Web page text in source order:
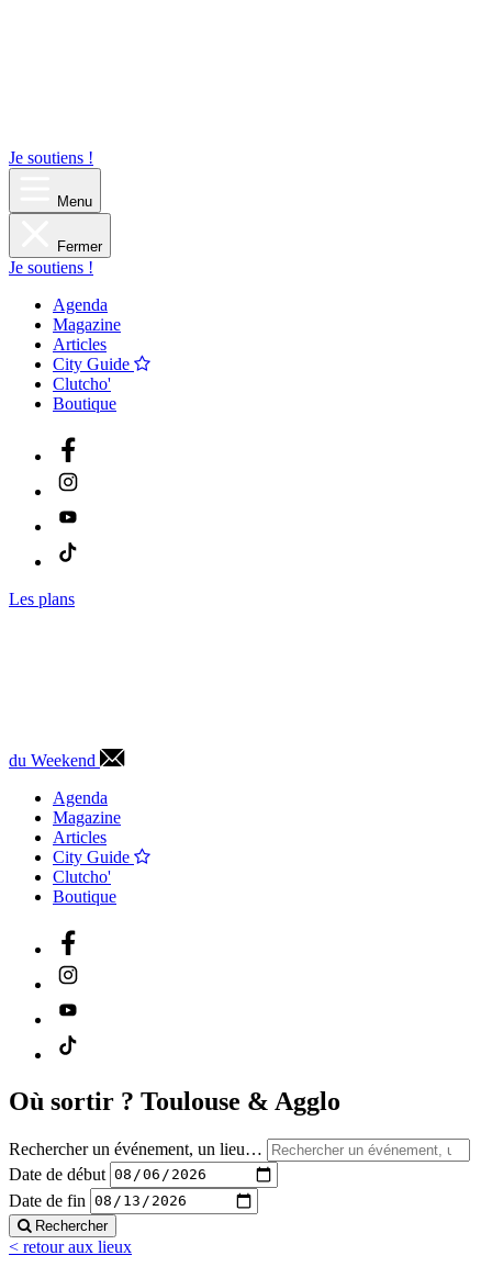
Je soutiens !
Menu
Fermer
Je soutiens !
Agenda
Magazine
Articles
City Guide
Clutcho'
Boutique
Les plans
du Weekend
Agenda
Magazine
Articles
City Guide
Clutcho'
Boutique
Où sortir ? Toulouse & Agglo
Rechercher un événement, un lieu…
Date de début
Date de fin
Rechercher
< retour aux lieux